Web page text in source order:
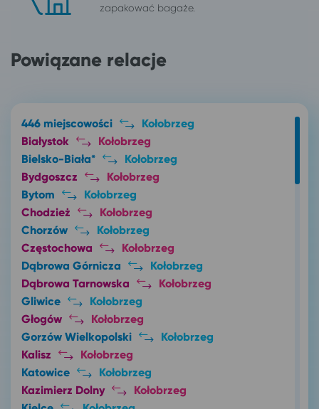
zapakować bagaże.
Powiązane relacje
446 miejscowości
Kołobrzeg
Białystok
Kołobrzeg
Bielsko-Biała*
Kołobrzeg
Bydgoszcz
Kołobrzeg
Bytom
Kołobrzeg
Chodzież
Kołobrzeg
Chorzów
Kołobrzeg
Częstochowa
Kołobrzeg
Dąbrowa Górnicza
Kołobrzeg
Dąbrowa Tarnowska
Kołobrzeg
Gliwice
Kołobrzeg
Głogów
Kołobrzeg
Gorzów Wielkopolski
Kołobrzeg
Kalisz
Kołobrzeg
Katowice
Kołobrzeg
Kazimierz Dolny
Kołobrzeg